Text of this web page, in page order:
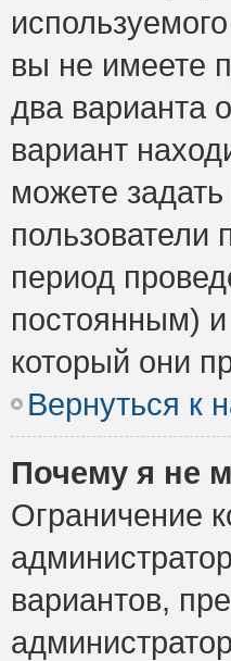
вы не имеете
два варианта
вариант
можете
пользователи
период
постоянным) и
который они
Вернуться к
Почему я не
Ограничение
вариантов,